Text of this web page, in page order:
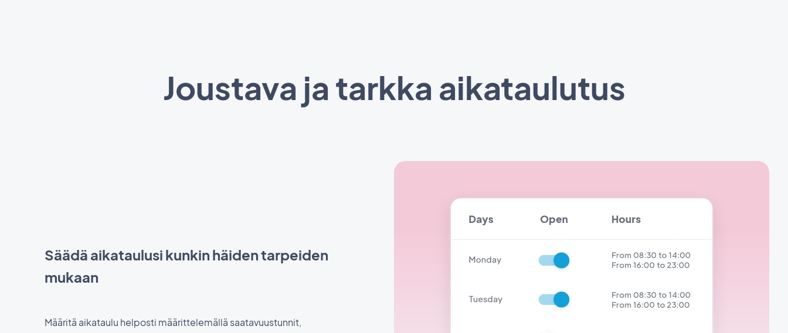
Joustava ja tarkka aikataulutus
Säädä aikataulusi kunkin häiden tarpeiden
mukaan
Määritä aikataulu helposti määrittelemällä saatavuustunnit,